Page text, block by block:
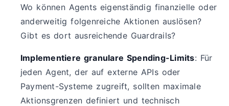
Wo können Agents eigenständig finanzielle oder
anderweitig folgenreiche Aktionen auslösen?
Gibt es dort ausreichende Guardrails?
Implementiere granulare Spending-Limits: Für
jeden Agent, der auf externe APIs oder
Payment-Systeme zugreift, sollten maximale
Aktionsgrenzen definiert und technisch